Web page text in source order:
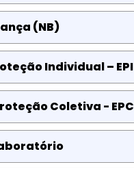
(NB)
Individual – EPI
Coletiva - EPC